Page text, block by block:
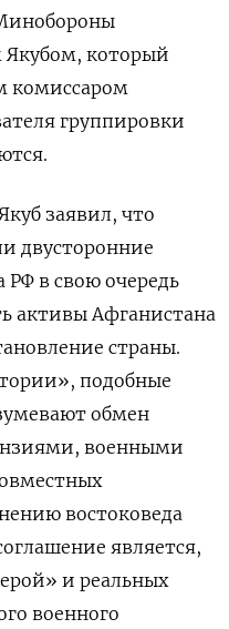
который
комиссаром
группировки
заявил, что
двусторонние
РФ в свою очередь
активы Афганистана
страны.
подобные
обмен
военными
востоковеда
является,
и реальных
военного